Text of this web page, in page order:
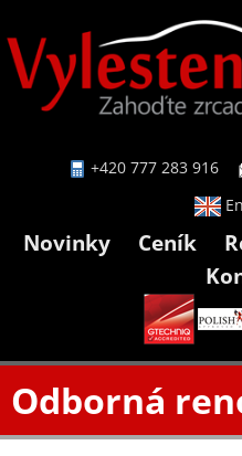
+420 777 283 916
Novinky Ceník
Odborná